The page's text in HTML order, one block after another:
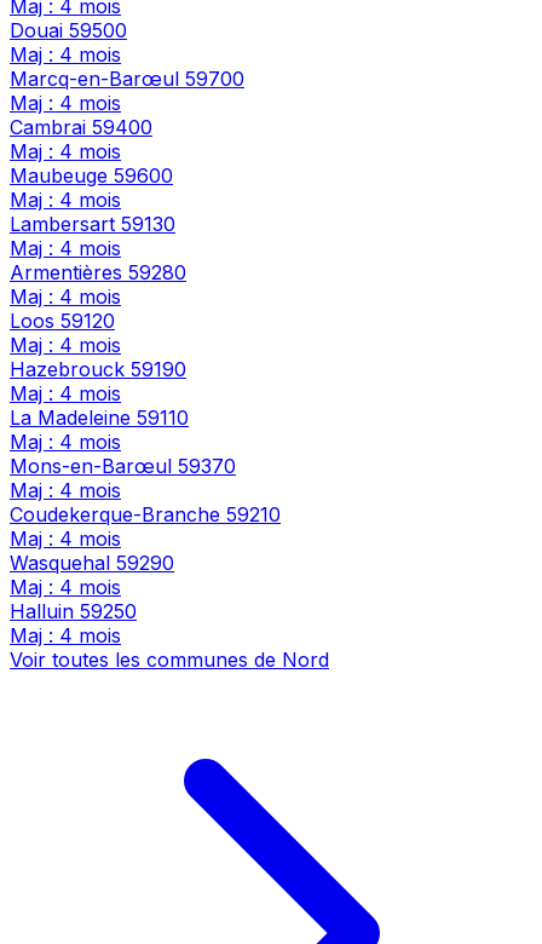
Maj : 4 mois
Douai 59500
Maj : 4 mois
Marcq-en-Barœul 59700
Maj : 4 mois
Cambrai 59400
Maj : 4 mois
Maubeuge 59600
Maj : 4 mois
Lambersart 59130
Maj : 4 mois
Armentières 59280
Maj : 4 mois
Loos 59120
Maj : 4 mois
Hazebrouck 59190
Maj : 4 mois
La Madeleine 59110
Maj : 4 mois
Mons-en-Barœul 59370
Maj : 4 mois
Coudekerque-Branche 59210
Maj : 4 mois
Wasquehal 59290
Maj : 4 mois
Halluin 59250
Maj : 4 mois
Voir toutes les communes de Nord